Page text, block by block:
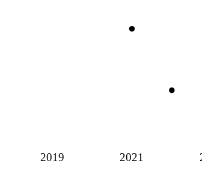
2019 2021